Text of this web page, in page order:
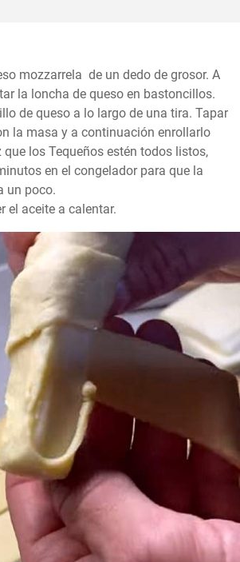
mozzarrela  de un dedo de grosor. A
la loncha de queso en bastoncillos.
de queso a lo largo de una tira. Tapar
la masa y a continuación enrollarlo
que los Tequeños estén todos listos,
en el congelador para que la
un poco.
el aceite a calentar.